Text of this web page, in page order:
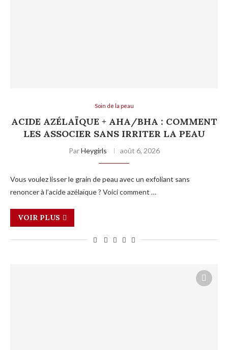
Soin de la peau
ACIDE AZÉLAÏQUE + AHA/BHA : COMMENT
LES ASSOCIER SANS IRRITER LA PEAU
ParHeygirls août 6, 2026
Vous voulez lisser le grain de peau avec un exfoliant sans
renoncer à l’acide azélaïque ? Voici comment …
VOIR PLUS